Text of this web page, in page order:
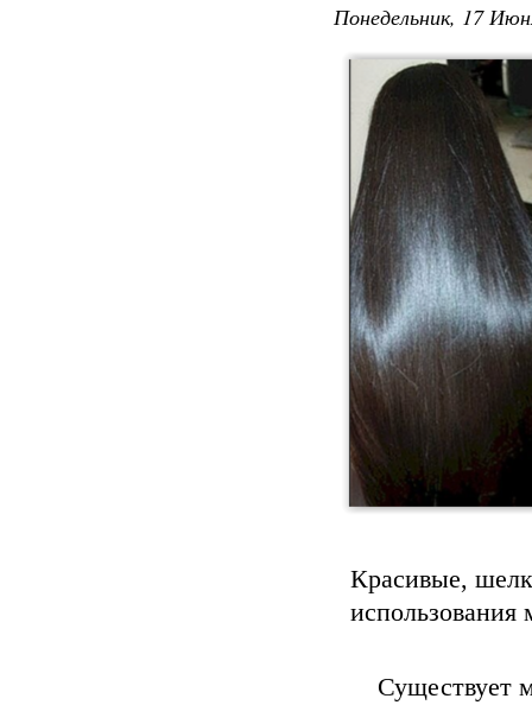
Понедельник, 17
Красивые,
Существует